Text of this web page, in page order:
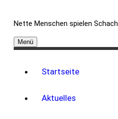
Nette Menschen spielen Schach
Menü
Startseite
Aktuelles